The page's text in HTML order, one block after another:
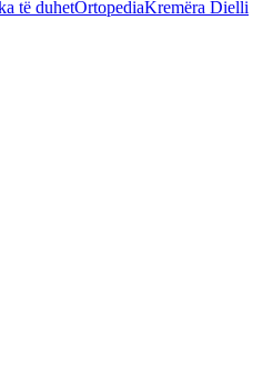
të duhetOrtopediaKremëra Dielli